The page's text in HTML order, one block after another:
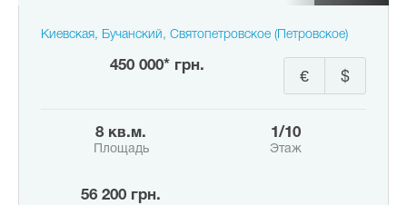
Киевская, Бучанский, Святопетровское (Петровское)
450 000* грн.
$
€
8 кв.м.
Площадь
1/10
Этаж
56 200 грн.